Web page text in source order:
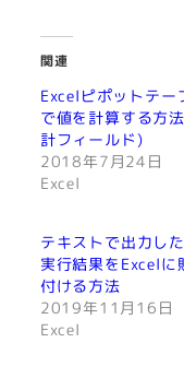
関連
Excelピポットテー
で値を計算する方
計フィールド)
2018年7月24日
Excel
テキストで出力し
実行結果をExcelに
付ける方法
2019年11月16日
Excel